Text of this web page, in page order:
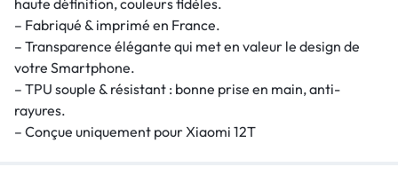
– Fabriqué & imprimé en France.
– Transparence élégante qui met en valeur le design de
votre Smartphone.
– TPU souple & résistant : bonne prise en main, anti-
rayures.
– Conçue uniquement pour Xiaomi 12T